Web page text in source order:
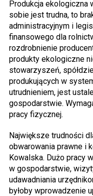
Produkcja ekologiczna
sobie jest trudna, to
administracyjnym i
finansowego dla
rozdrobnienie
produkty ekologiczne
stowarzyszeń,
produkujących w
utrudnieniem, jest
gospodarstwie.
pracy fizycznej.
Największe trudności
obwarowania prawne i
Kowalska. Dużo pracy
w gospodarstwie,
udawadniania
byłoby wprowadzenie